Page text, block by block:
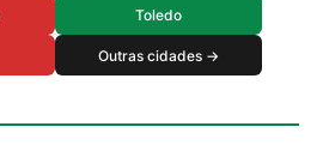
Toledo
Outras cidades →